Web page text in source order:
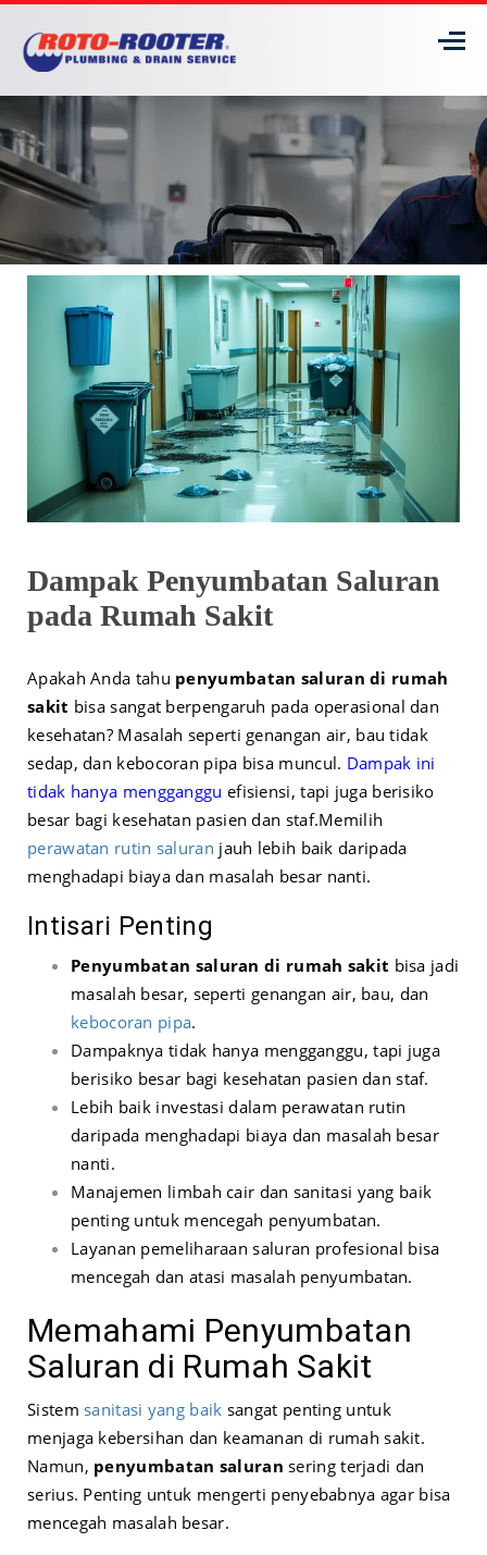
Dampak Penyumbatan Saluran
pada Rumah Sakit
Apakah Anda tahu penyumbatan saluran di rumah
sakit bisa sangat berpengaruh pada operasional dan
kesehatan? Masalah seperti genangan air, bau tidak
sedap, dan kebocoran pipa bisa muncul. Dampak ini
tidak hanya mengganggu efisiensi, tapi juga berisiko
besar bagi kesehatan pasien dan staf.Memilih
perawatan rutin saluran jauh lebih baik daripada
menghadapi biaya dan masalah besar nanti.
Intisari Penting
Penyumbatan saluran di rumah sakit bisa jadi
masalah besar, seperti genangan air, bau, dan
kebocoran pipa.
Dampaknya tidak hanya mengganggu, tapi juga
berisiko besar bagi kesehatan pasien dan staf.
Lebih baik investasi dalam perawatan rutin
daripada menghadapi biaya dan masalah besar
nanti.
Manajemen limbah cair dan sanitasi yang baik
penting untuk mencegah penyumbatan.
Layanan pemeliharaan saluran profesional bisa
mencegah dan atasi masalah penyumbatan.
Memahami Penyumbatan
Saluran di Rumah Sakit
Sistemsanitasi yang baik sangat penting untuk
menjaga kebersihan dan keamanan di rumah sakit.
Namun, penyumbatan saluran sering terjadi dan
serius. Penting untuk mengerti penyebabnya agar bisa
mencegah masalah besar.